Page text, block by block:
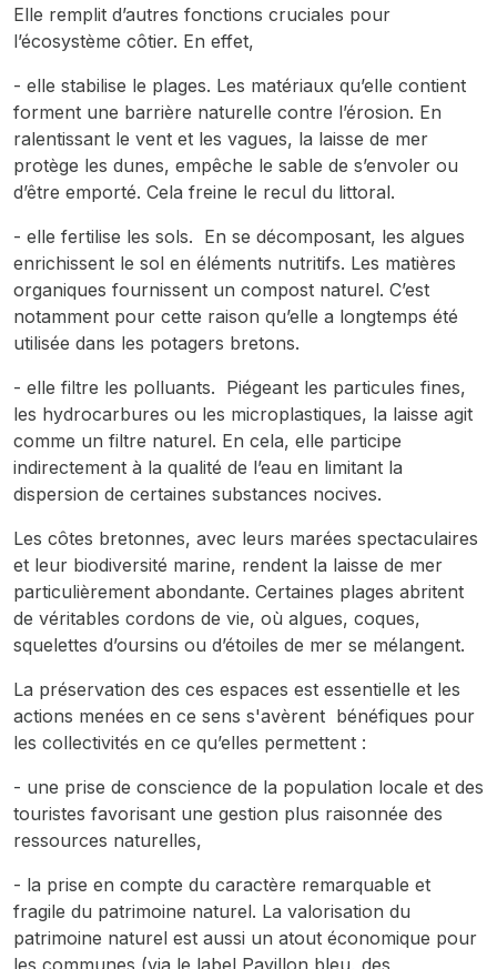
Elle remplit d’autres fonctions cruciales pour
l’écosystème côtier. En effet,
- elle stabilise le plages. Les matériaux qu’elle contient
forment une barrière naturelle contre l’érosion. En
ralentissant le vent et les vagues, la laisse de mer
protège les dunes, empêche le sable de s’envoler ou
d’être emporté. Cela freine le recul du littoral.
- elle fertilise les sols. En se décomposant, les algues
enrichissent le sol en éléments nutritifs. Les matières
organiques fournissent un compost naturel. C’est
notamment pour cette raison qu’elle a longtemps été
utilisée dans les potagers bretons.
- elle filtre les polluants. Piégeant les particules fines,
les hydrocarbures ou les microplastiques, la laisse agit
comme un filtre naturel. En cela, elle participe
indirectement à la qualité de l’eau en limitant la
dispersion de certaines substances nocives.
Les côtes bretonnes, avec leurs marées spectaculaires
et leur biodiversité marine, rendent la laisse de mer
particulièrement abondante. Certaines plages abritent
de véritables cordons de vie, où algues, coques,
squelettes d’oursins ou d’étoiles de mer se mélangent.
La préservation des ces espaces est essentielle et les
actions menées en ce sens s'avèrent bénéfiques pour
les collectivités en ce qu’elles permettent :
- une prise de conscience de la population locale et des
touristes favorisant une gestion plus raisonnée des
ressources naturelles,
- la prise en compte du caractère remarquable et
fragile du patrimoine naturel. La valorisation du
patrimoine naturel est aussi un atout économique pour
les communes (via le label Pavillon bleu, des